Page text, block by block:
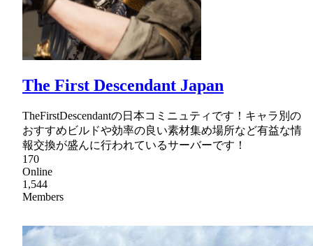
The First Descendant Japan
TheFirstDescendantの日本コミニュティです！キャラ別の
おすすめビルドや効率の良い素材集め場所など有益な情
報交換が盛んに行われているサーバーです！
170
Online
1,544
Members